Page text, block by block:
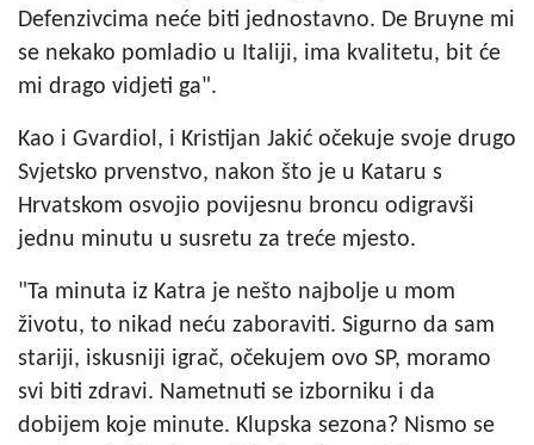
Defenzivcima neće biti jednostavno. De Bruyne mi
se nekako pomladio u Italiji, ima kvalitetu, bit će
mi drago vidjeti ga".
Kao i Gvardiol, i Kristijan Jakić očekuje svoje drugo
Svjetsko prvenstvo, nakon što je u Kataru s
Hrvatskom osvojio povijesnu broncu odigravši
jednu minutu u susretu za treće mjesto.
"Ta minuta iz Katra je nešto najbolje u mom
životu, to nikad neću zaboraviti. Sigurno da sam
stariji, iskusniji igrač, očekujem ovo SP, moramo
svi biti zdravi. Nametnuti se izborniku i da
dobijem koje minute. Klupska sezona? Nismo se